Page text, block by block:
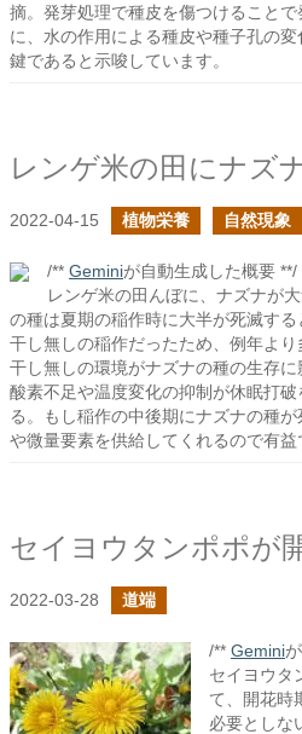
摘。発芽処理で種皮を傷つけること
に、水の作用による種皮や種子孔の
鍵であると示唆しています。
2022-04-15 植物栄養 自然現象
/** Geminiが自動生成した概要 **/
レンゲ米の田んぼに、ナズナが
の種は夏期の稲作時に大半が死滅す
干し無しの稲作だったため、例年よ
干し無しの環境がナズナの種の生存に
酸素不足や温度変化の抑制が休眠打
る。もし稲作の中後期にナズナの種
や微量要素を供給してくれるので有益
セイヨウタンポポが
2022-03-28 道端
/** Gemini
セイヨウタ
て、開花時
必要としな